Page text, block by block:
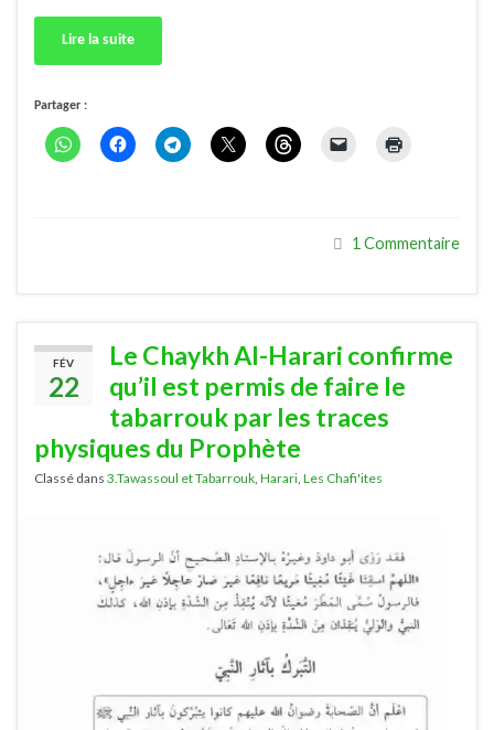
Lire la suite
Partager :
1 Commentaire
FÉV
22
Le Chaykh Al-Harari confirme
qu’il est permis de faire le
tabarrouk par les traces
physiques du Prophète
Classé dans 3.Tawassoul et Tabarrouk Harari Les Chafi'ites